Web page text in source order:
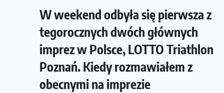
W weekend odbyła się pierwsza z
tegorocznych dwóch głównych
imprez w Polsce, LOTTO Triathlon
Poznań. Kiedy rozmawiałem z
obecnymi na imprezie